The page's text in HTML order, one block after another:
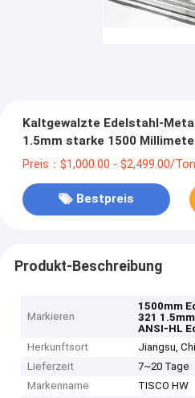
Kaltgewalzte Edelstahl-
1.5mm starke 1500
Preis：$1,000.00 - $2,499.00/
Bestpreis
Produkt-Beschreibung
Markieren
1500mm
321
ANSI-HL
Herkunftsort
Jiangsu,
Lieferzeit
7~20 Tage
Markenname
TISCO HW